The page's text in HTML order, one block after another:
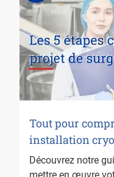
Tout pour
installation
Découvrez notre